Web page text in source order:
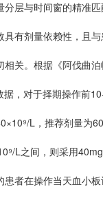
层与时间窗的精准匹
有剂量依赖性，且与
关。根据《阿伐曲
，对于择期操作前
L，推荐剂量为
L之间，则采用
患者在操作当天血小